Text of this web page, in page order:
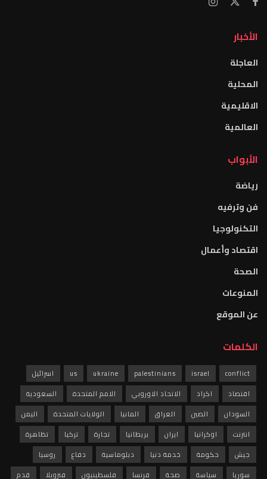
الأخبار
العاجلة
المحلية
الاقليمية
العالمية
الأبواب
رياضة
فن وترفيه
التكنولوجيا
اقتصاد وأعمال
الصحة
المنوعات
عن الموقع
الكلمات
conflict
israel
palestinians
ukraine
us
اسرائيل
اقتصاد
اكراد الاتحاد الاوروبي الامم المتحدة
السعودية
السودان
الصين العراق المانيا الولايات المتحدة
اليمن
انترنت
اوكرانيا ايران بريطانيا تجارة تركيا
تظاهرة
جيش
حكومة خدمة دنيا دبلوماسية دفاع
روسيا
سوريا
سياسة صحة فرنسا فلسطينيون فنزويلا قدم